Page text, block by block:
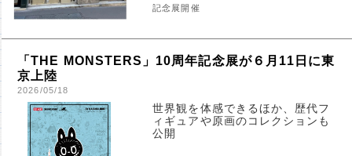
記念展開催
「THE MONSTERS」10周年記念展が６月11日に東
京上陸
2026/05/18
世界観を体感できるほか、歴代フ
ィギュアや原画のコレクションも
公開